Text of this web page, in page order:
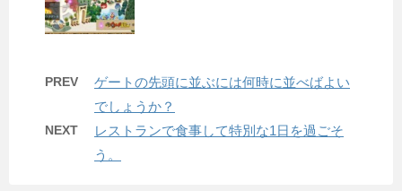
PREV
ゲートの先頭に並ぶには何時に並べばよい
でしょうか？
NEXT
レストランで食事して特別な1日を過ごそ
う。